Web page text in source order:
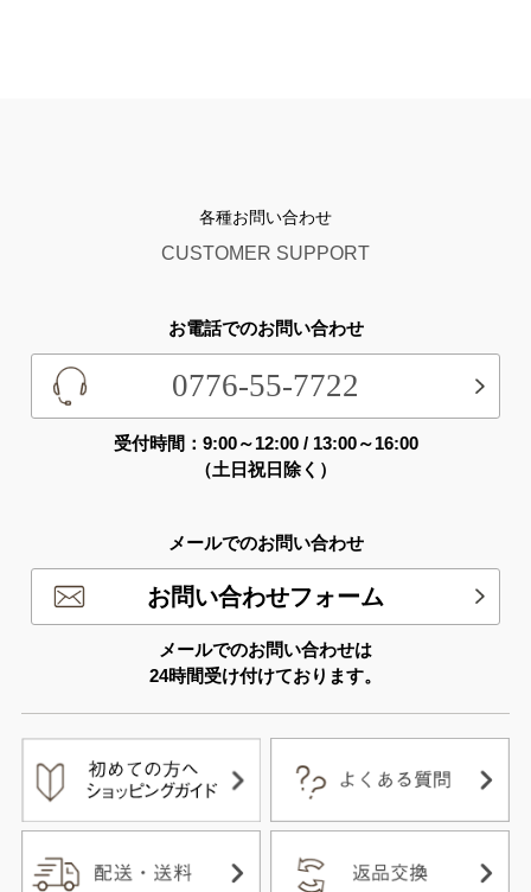
各種お問い合わせ
CUSTOMER SUPPORT
お電話でのお問い合わせ
0776-55-7722
受付時間：9:00～12:00 / 13:00～16:00
（土日祝日除く）
メールでのお問い合わせ
お問い合わせフォーム
メールでのお問い合わせは
24時間受け付けております。